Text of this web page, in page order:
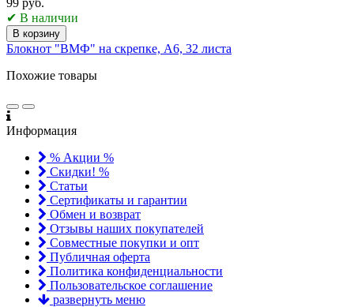
✔ В наличии
В корзину
Блокнот "ВМФ" на скрепке, А6, 32 листа
Похожие товары
Информация
% Акции %
Скидки! %
Статьи
Сертификаты и гарантии
Обмен и возврат
Отзывы наших покупателей
Совместные покупки и опт
Публичная оферта
Политика конфиденциальности
Пользовательское соглашение
развернуть меню